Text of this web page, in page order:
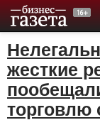
жесткие
торговлю